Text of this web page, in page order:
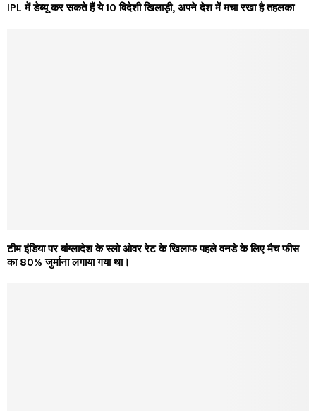
IPL में डेब्यू कर सकते हैं ये 10 विदेशी खिलाड़ी, अपने देश में मचा रखा है तहलका
टीम इंडिया पर बांग्लादेश के स्लो ओवर रेट के खिलाफ पहले वनडे के लिए मैच फीस
का 80% जुर्माना लगाया गया था।